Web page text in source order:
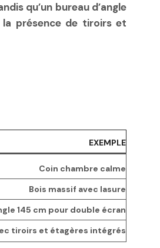
qu’un bureau d’angle
la présence de tiroirs et
EXEMPLE
Coin chambre calme
Bois massif avec lasure
145 cm pour double écran
tiroirs et étagères intégrés